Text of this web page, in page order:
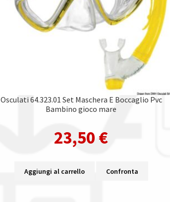
Osculati 64.323.01 Set Maschera E Boccaglio Pvc
Bambino gioco mare
23,50 €
Aggiungi al carrello Confronta